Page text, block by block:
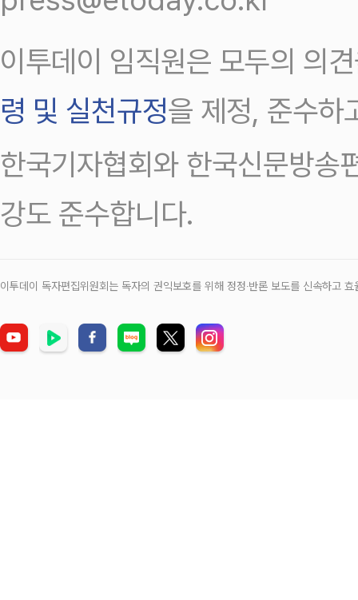
이투데이 임직원은 모두의 의
령 및 실천규정을 제정, 준수하
한국기자협회와 한국신문방송
강도 준수합니다.
이투데이 독자편집위원회는 독자의 권익보호를 위해 정정‧반론 보도를 신속하고